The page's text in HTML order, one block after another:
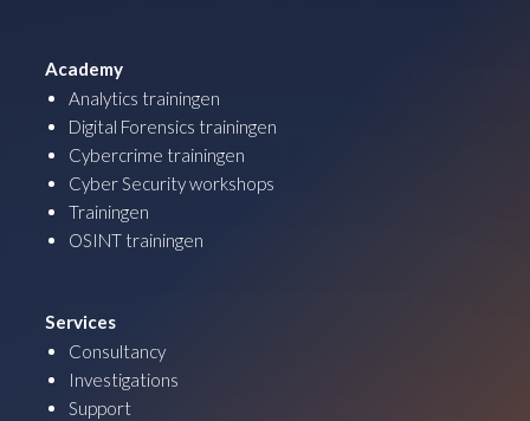
Academy
Analytics trainingen
Digital Forensics trainingen
Cybercrime trainingen
Cyber Security workshops
Trainingen
OSINT trainingen
Services
Consultancy
Investigations
Support